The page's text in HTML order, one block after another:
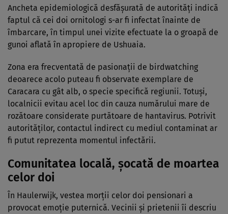
Ancheta epidemiologică desfășurată de autorități indică
faptul că cei doi ornitologi s-ar fi infectat înainte de
îmbarcare, în timpul unei vizite efectuate la o groapă de
gunoi aflată în apropiere de Ushuaia.
Zona era frecventată de pasionații de birdwatching
deoarece acolo puteau fi observate exemplare de
Caracara cu gât alb, o specie specifică regiunii. Totuși,
localnicii evitau acel loc din cauza numărului mare de
rozătoare considerate purtătoare de hantavirus. Potrivit
autorităților, contactul indirect cu mediul contaminat ar
fi putut reprezenta momentul infectării.
Comunitatea locală, șocată de moartea
celor doi
În Haulerwijk, vestea morții celor doi pensionari a
provocat emoție puternică. Vecinii și prietenii îi descriu